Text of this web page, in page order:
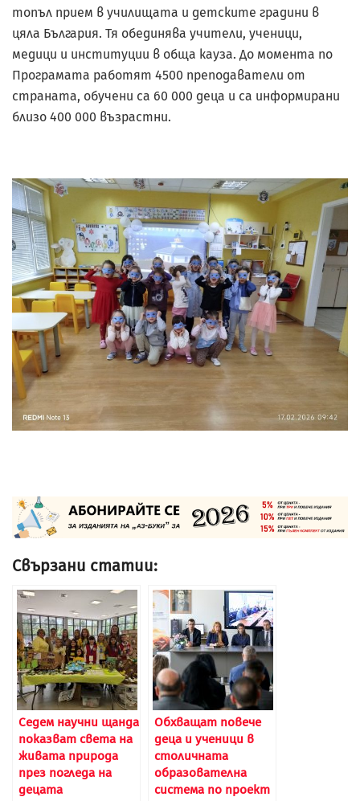
топъл прием в училищата и детските градини в
цяла България. Тя обединява учители, ученици,
медици и институции в обща кауза. До момента по
Програмата работят 4500 преподаватели от
страната, обучени са 60 000 деца и са информирани
близо 400 000 възрастни.
Свързани статии:
Седем научни щанда
показват света на
живата природа
през погледа на
децата
Обхващат повече
деца и ученици в
столичната
образователна
система по проект